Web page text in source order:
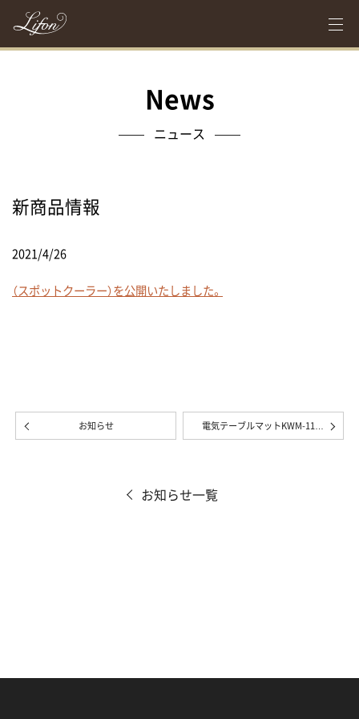
News
ニュース
新商品情報
2021/4/26
（スポットクーラー）を公開いたしました。
お知らせ 電気テーブルマットKWM-11…
お知らせ一覧